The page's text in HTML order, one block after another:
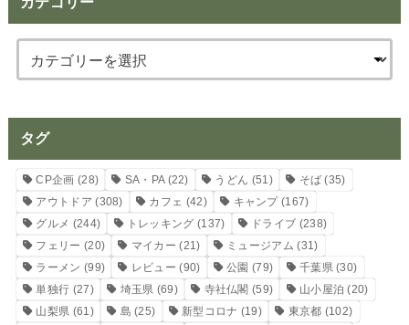
タグ
CP企画 (28) SA・PA(22) うどん (51) そば (35)
アウトドア (308) カフェ (42) キャンプ(167)
グルメ (244) トレッキング (137) ドライブ (238)
フェリー (20) マイカー (21) ミュージアム (31)
ラーメン (99) レビュー (90) 公園 (79) 千葉県 (30)
単独行 (27) 埼玉県 (69) 寺社仏閣 (59) 山小屋泊 (20)
山梨県 (61) 島 (25) 新型コロナ (19) 東京都 (102)